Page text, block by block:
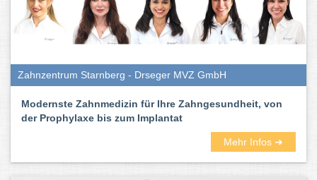
Zahnzentrum Starnberg - Drseger MVZ GmbH
Modernste Zahnmedizin für Ihre Zahngesundheit, von
der Prophylaxe bis zum Implantat
Mehr Infos ➜